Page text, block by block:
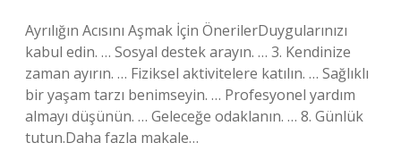
Ayrılığın Acısını Aşmak İçin ÖnerilerDuygularınızı
kabul edin. … Sosyal destek arayın. … 3. Kendinize
zaman ayırın. … Fiziksel aktivitelere katılın. … Sağlıklı
bir yaşam tarzı benimseyin. … Profesyonel yardım
almayı düşünün. … Geleceğe odaklanın. … 8. Günlük
tutun.Daha fazla makale…